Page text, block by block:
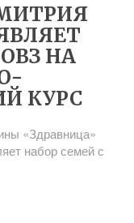
НА
КУРС
«Здравница»
набор семей с